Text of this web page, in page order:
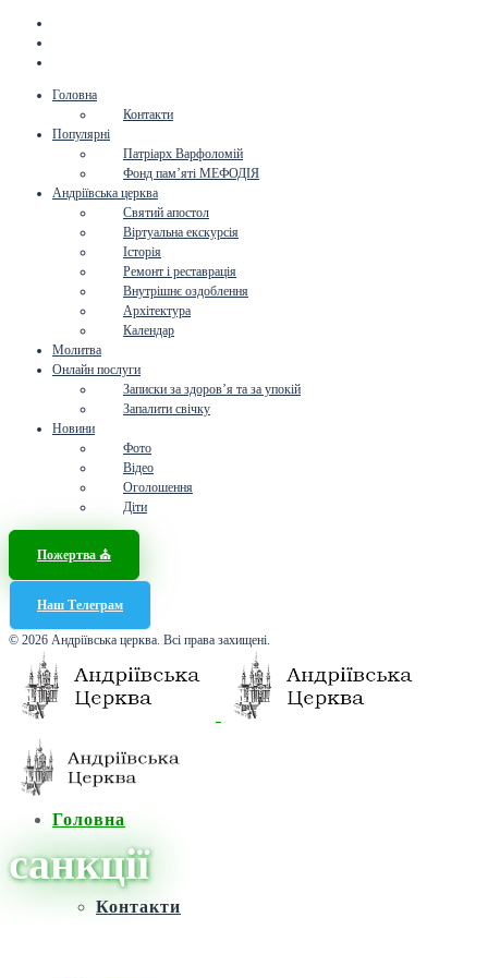
Головна
Контакти
Популярні
Патріарх Варфоломій
Фонд пам’яті МЕФОДІЯ
Андріївська церква
Святий апостол
Віртуальна екскурсія
Історія
Ремонт і реставрація
Внутрішнє оздоблення
Архітектура
Календар
Молитва
Онлайн послуги
Записки за здоров’я та за упокій
Запалити свічку
Новини
Фото
Відео
Оголошення
Діти
Пожертва ⛪️
Наш Телеграм
© 2026 Андріївська церква. Всі права захищені.
Головна
Контакти
санкції